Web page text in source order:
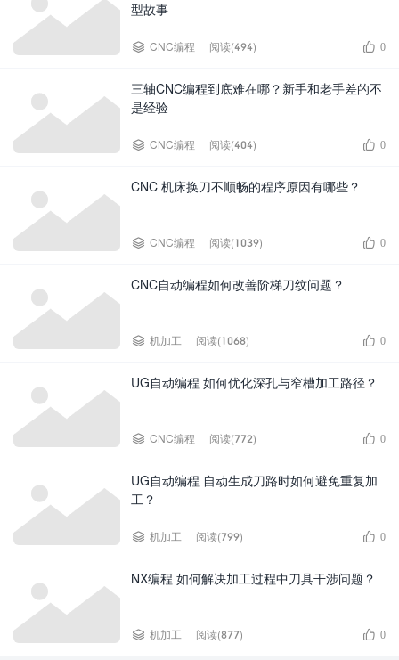
型故事
 CNC编程 阅读(494)  0
三轴CNC编程到底难在哪？新手和老手差的不
是经验
 CNC编程 阅读(404)  0
CNC 机床换刀不顺畅的程序原因有哪些？
 CNC编程 阅读(1039)  0
CNC自动编程如何改善阶梯刀纹问题？
 机加工 阅读(1068)  0
UG自动编程 如何优化深孔与窄槽加工路径？
 CNC编程 阅读(772)  0
UG自动编程 自动生成刀路时如何避免重复加
工？
 机加工 阅读(799)  0
NX编程 如何解决加工过程中刀具干涉问题？
 机加工 阅读(877)  0